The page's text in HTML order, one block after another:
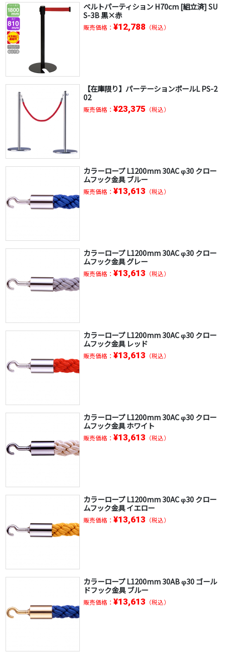
ベルトパーティション H70cm [組立済] SU
S-3B 黒×赤
販売価格： ¥12,788 （税込）
【在庫限り】パーテーションポールL PS-2
02
販売価格： ¥23,375 （税込）
カラーロープ L1200mm 30AC φ30 クロー
ムフック金具 ブルー
販売価格： ¥13,613 （税込）
カラーロープ L1200mm 30AC φ30 クロー
ムフック金具 グレー
販売価格： ¥13,613 （税込）
カラーロープ L1200mm 30AC φ30 クロー
ムフック金具 レッド
販売価格： ¥13,613 （税込）
カラーロープ L1200mm 30AC φ30 クロー
ムフック金具 ホワイト
販売価格： ¥13,613 （税込）
カラーロープ L1200mm 30AC φ30 クロー
ムフック金具 イエロー
販売価格： ¥13,613 （税込）
カラーロープ L1200mm 30AB φ30 ゴール
ドフック金具 ブルー
販売価格： ¥13,613 （税込）